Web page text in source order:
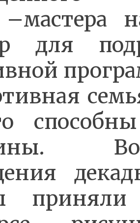
для
приняли